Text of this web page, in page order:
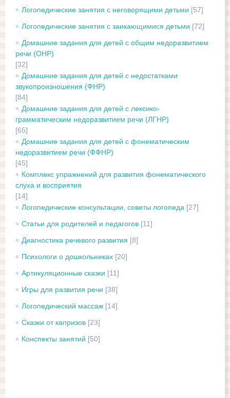
Логопедические занятия с неговорящими детьми [57]
Логопедические занятия с заикающимися детьми [72]
Домашние задания для детей с общим недоразвитием
речи (ОНР)
[32]
Домашние задания для детей с недостатками
звукопроизношения (ФНР)
[84]
Домашние задания для детей с лексико-
грамматическим недоразвитием речи (ЛГНР)
[65]
Домашние задания для детей с фонематическим
недоразвитием речи (ФФНР)
[45]
Комплекс упражнений для развития фонематического
слуха и восприятия
[14]
Логопедические консультации, советы логопеда [27]
Статьи для родителей и педагогов [11]
Диагностика речевого развития [8]
Психологи о дошкольниках [20]
Артикуляционные сказки [11]
Игры для развития речи [38]
Логопедический массаж [14]
Сказки от капризов [23]
Конспекты занятий [50]